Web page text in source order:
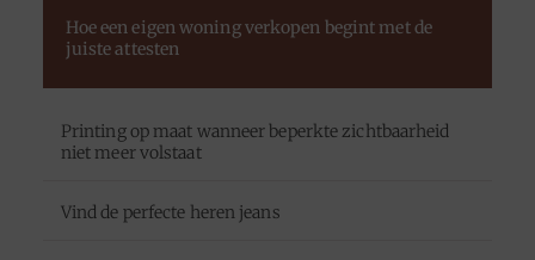
Hoe een eigen woning verkopen begint met de
juiste attesten
Printing op maat wanneer beperkte zichtbaarheid
niet meer volstaat
Vind de perfecte heren jeans